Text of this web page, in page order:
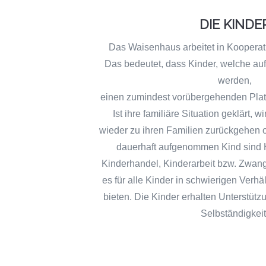
DIE
Das Waisenhaus arbeitet in
Das bedeutet, dass Kinder, welche
werden,
einen zumindest vorübergehenden
Ist ihre familiäre Situation geklärt,
wieder zu ihren Familien zurückgehen
dauerhaft aufgenommen Kind sind
Kinderhandel, Kinderarbeit bzw.
es für alle Kinder in schwierigen
bieten. Die Kinder erhalten